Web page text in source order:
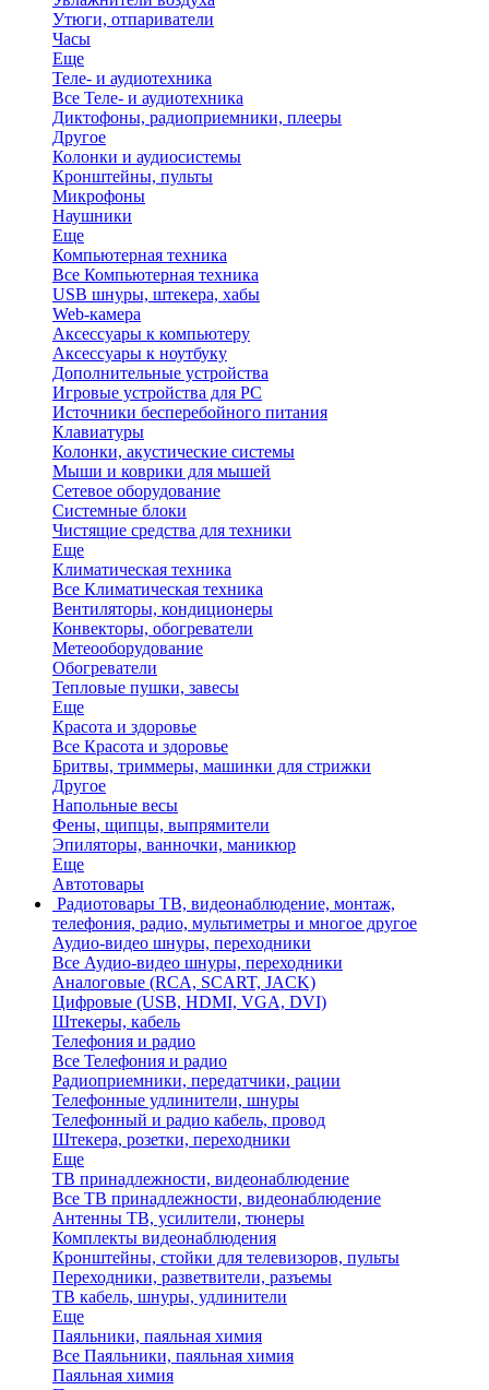
Утюги, отпариватели
Часы
Еще
Теле- и аудиотехника
Все Теле- и аудиотехника
Диктофоны, радиоприемники, плееры
Другое
Колонки и аудиосистемы
Кронштейны, пульты
Микрофоны
Наушники
Еще
Компьютерная техника
Все Компьютерная техника
USB шнуры, штекера, хабы
Web-камера
Аксессуары к компьютеру
Аксессуары к ноутбуку
Дополнительные устройства
Игровые устройства для PC
Источники бесперебойного питания
Клавиатуры
Колонки, акустические системы
Мыши и коврики для мышей
Сетевое оборудование
Системные блоки
Чистящие средства для техники
Еще
Климатическая техника
Все Климатическая техника
Вентиляторы, кондиционеры
Конвекторы, обогреватели
Метеооборудование
Обогреватели
Тепловые пушки, завесы
Еще
Красота и здоровье
Все Красота и здоровье
Бритвы, триммеры, машинки для стрижки
Другое
Напольные весы
Фены, щипцы, выпрямители
Эпиляторы, ванночки, маникюр
Еще
Автотовары
Радиотовары ТВ, видеонаблюдение, монтаж,
телефония, радио, мультиметры и многое другое
Аудио-видео шнуры, переходники
Все Аудио-видео шнуры, переходники
Аналоговые (RCA, SCART, JACK)
Цифровые (USB, HDMI, VGA, DVI)
Штекеры, кабель
Телефония и радио
Все Телефония и радио
Радиоприемники, передатчики, рации
Телефонные удлинители, шнуры
Телефонный и радио кабель, провод
Штекера, розетки, переходники
Еще
ТВ принадлежности, видеонаблюдение
Все ТВ принадлежности, видеонаблюдение
Антенны ТВ, усилители, тюнеры
Комплекты видеонаблюдения
Кронштейны, стойки для телевизоров, пульты
Переходники, разветвители, разъемы
ТВ кабель, шнуры, удлинители
Еще
Паяльники, паяльная химия
Все Паяльники, паяльная химия
Паяльная химия